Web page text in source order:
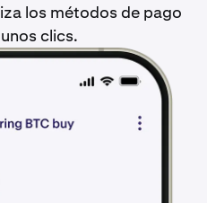
los métodos de pago
clics.